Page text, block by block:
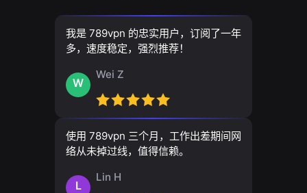
我是 789vpn 的忠实用户，订阅了一年
多，速度稳定，强烈推荐！
W
Wei Z
使用 789vpn 三个月，工作出差期间网
络从未掉过线，值得信赖。
L
Lin H